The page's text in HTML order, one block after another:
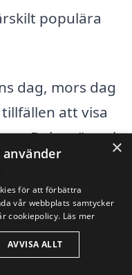
populära
dag, mors dag
att visa
Boka gärna i
för att
är personliga
är välkomna.
×
för att förbättra
vår webbplats samtycker
cookiepolicy. Läs mer
AVVISA ALLT